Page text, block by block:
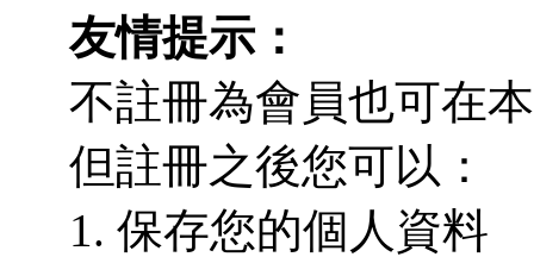
友情提示：
不註冊為會員也可在
但註冊之後您可以：
1. 保存您的個人資料